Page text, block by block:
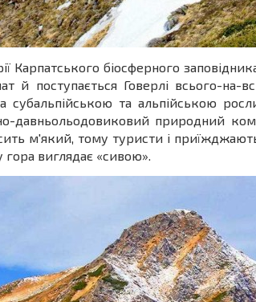
Карпатського біосферного
й поступається Говерлі всього-
та альпійською
давньольодовиковий природний
м'який, тому туристи і
гора виглядає «сивою».